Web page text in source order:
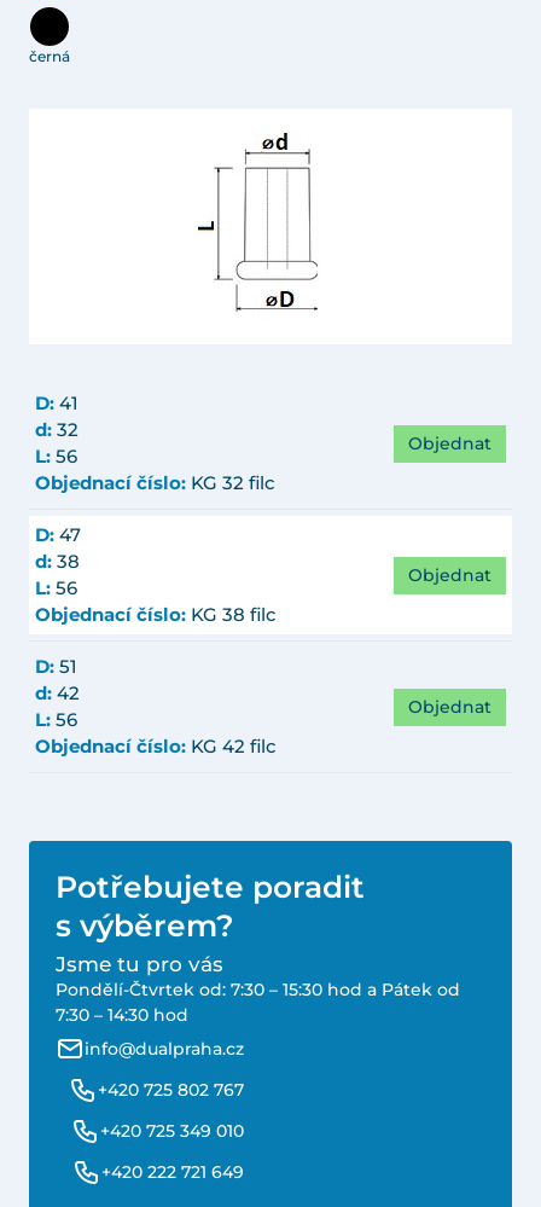
černá
D: 41
d: 32
L: 56
Objednací číslo: KG 32 filc
Objednat
D: 47
d: 38
L: 56
Objednací číslo: KG 38 filc
Objednat
D: 51
d: 42
L: 56
Objednací číslo: KG 42 filc
Objednat
Potřebujete poradit
s výběrem?
Jsme tu pro vás
Pondělí-Čtvrtek od: 7:30 – 15:30 hod a Pátek od
7:30 – 14:30 hod
info@dualpraha.cz
+420 725 802 767
+420 725 349 010
+420 222 721 649